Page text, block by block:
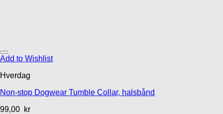
Add to Wishlist
Hverdag
Non-stop Dogwear Tumble Collar, halsbånd
99,00 kr